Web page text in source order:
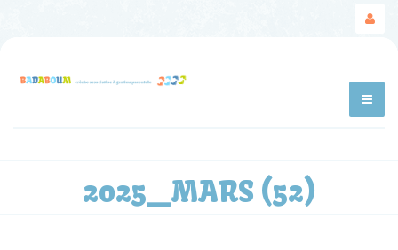
2025_MARS (52)